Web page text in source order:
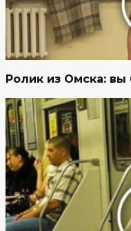
Ролик из Омска: